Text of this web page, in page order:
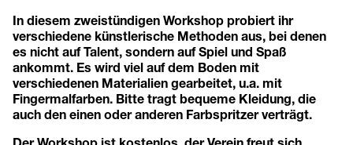
In diesem zweistündigen Workshop probiert ihr
verschiedene künstlerische Methoden aus, bei denen
es nicht auf Talent, sondern auf Spiel und Spaß
ankommt. Es wird viel auf dem Boden mit
verschiedenen Materialien gearbeitet, u.a. mit
Fingermalfarben. Bitte tragt bequeme Kleidung, die
auch den einen oder anderen Farbspritzer verträgt.
Der Workshop ist kostenlos, der Verein freut sich